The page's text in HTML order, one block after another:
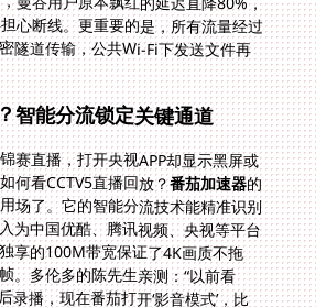
智能分流锁定关键通道
赛直播，打开央视APP却显示黑屏或
何看CCTV5直播回放？番茄加速器的
影音加速专线派上用场了。它的智能分流技术能精准识别
视频流量，自动接入为中国优酷、腾讯视频、央视等平台
优化的专属节点。独享的100M带宽保证了4K画质不拖
影，进球瞬间不卡帧。多伦多的陈先生亲测：“以前看
CBA直播必须等赛后录播，现在番茄打开‘影音模式’，比